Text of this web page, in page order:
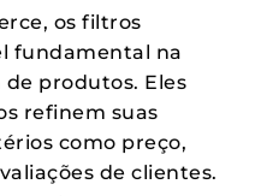
os filtros
fundamental na
produtos. Eles
refinem suas
como preço,
de clientes.